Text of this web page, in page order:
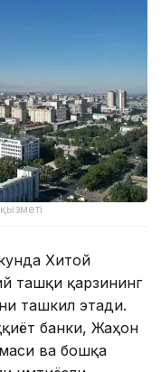
Хитой
ташқи қарзининг
ташкил этади.
банки, Жаҳон
ва бошқа